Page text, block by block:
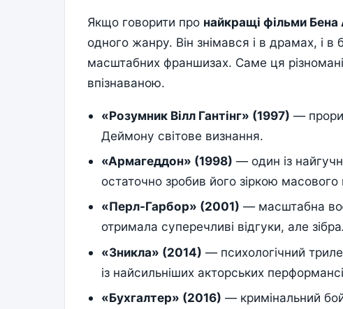
Якщо говорити про найкращі фільми
одного жанру. Він знімався і в драмах, і в
масштабних франшизах. Саме ця
впізнаваною.
«Розумник Вілл Гантінг» (1997) —
Деймону світове визнання.
«Армагеддон» (1998) — один із
остаточно зробив його зіркою масового
«Перл-Гарбор» (2001) — масштабна
отримала суперечливі відгуки, але
«Зникла» (2014) — психологічний
із найсильніших акторських
«Бухгалтер» (2016) — кримінальний